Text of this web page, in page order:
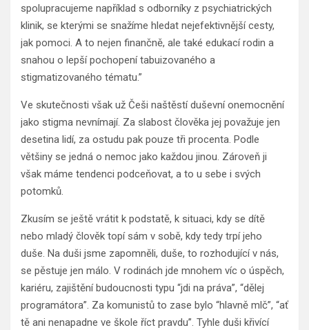
spolupracujeme například s odborníky z psychiatrických
klinik, se kterými se snažíme hledat nejefektivnější cesty,
jak pomoci. A to nejen finančně, ale také edukací rodin a
snahou o lepší pochopení tabuizovaného a
stigmatizovaného tématu.”
Ve skutečnosti však už Češi naštěstí duševní onemocnění
jako stigma nevnímají. Za slabost člověka jej považuje jen
desetina lidí, za ostudu pak pouze tři procenta. Podle
většiny se jedná o nemoc jako každou jinou. Zároveň ji
však máme tendenci podceňovat, a to u sebe i svých
potomků.
Zkusím se ještě vrátit k podstatě, k situaci, kdy se dítě
nebo mladý člověk topí sám v sobě, kdy tedy trpí jeho
duše. Na duši jsme zapomněli, duše, to rozhodující v nás,
se pěstuje jen málo. V rodinách jde mnohem víc o úspěch,
kariéru, zajištění budoucnosti typu “jdi na práva”, “dělej
programátora”. Za komunistů to zase bylo “hlavně mlč”, “ať
tě ani nenapadne ve škole říct pravdu”. Tyhle duši křivící